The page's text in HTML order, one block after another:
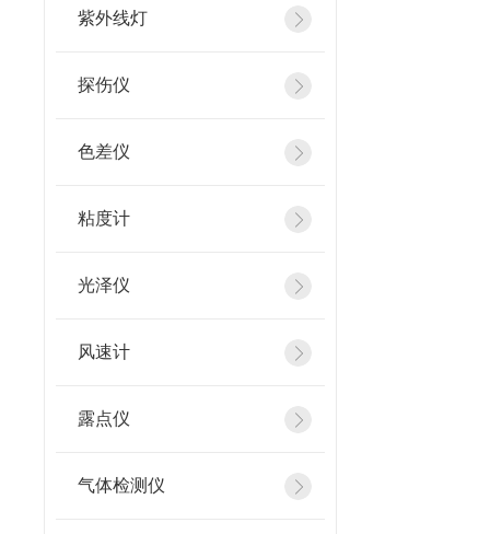
紫外线灯
探伤仪
色差仪
粘度计
光泽仪
风速计
露点仪
气体检测仪